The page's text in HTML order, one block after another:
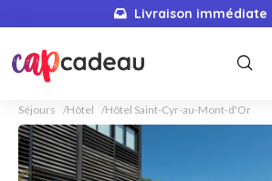
Livraison immédiate
Séjours Hôtel Hôtel Saint-Cyr-au-Mont-d'Or